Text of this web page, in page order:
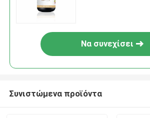
Να συνεχίσει
Συνιστώμενα προϊόντα